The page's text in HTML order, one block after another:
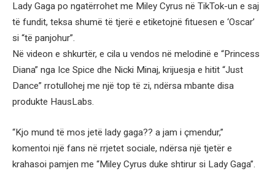
Lady Gaga po ngatërrohet me Miley Cyrus në TikTok-un e saj
të fundit, teksa shumë të tjerë e etiketojnë fituesen e ‘Oscar’
si “të panjohur”.
Në videon e shkurtër, e cila u vendos në melodinë e “Princess
Diana” nga Ice Spice dhe Nicki Minaj, krijuesja e hitit “Just
Dance” rrotullohej me një top të zi, ndërsa mbante disa
produkte HausLabs.
“Kjo mund të mos jetë lady gaga?? a jam i çmendur,”
komentoi një fans në rrjetet sociale, ndërsa një tjetër e
krahasoi pamjen me “Miley Cyrus duke shtirur si Lady Gaga”.